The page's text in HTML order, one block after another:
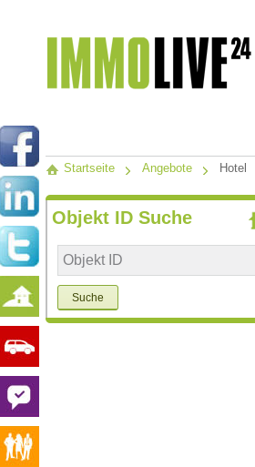
Startseite Angebote Hotel
Objekt ID Suche